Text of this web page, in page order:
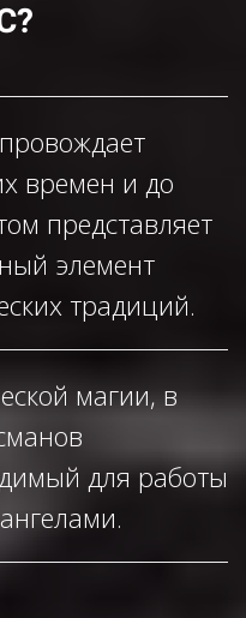
времен и до
представляет
элемент
традиций.
магии, в
для работы